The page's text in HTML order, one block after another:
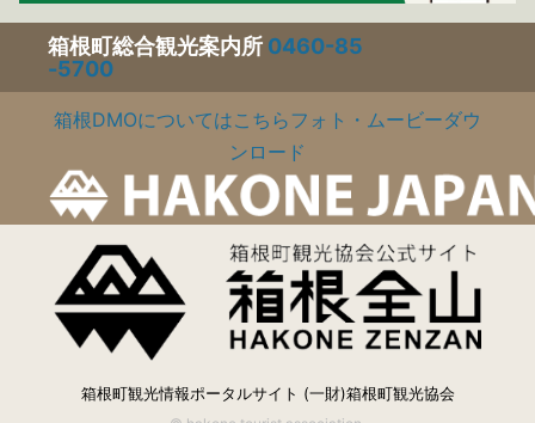
箱根町総合観光案内所 0460-85
-5700
箱根DMOについてはこちらフォト・ムービーダウ
ンロード
箱根町観光情報ポータルサイト (一財)箱根町観光協会